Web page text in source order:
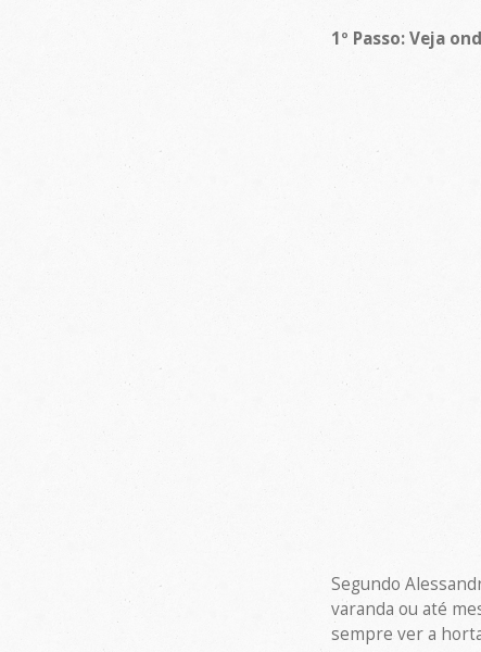
1º Passo: Veja
Segundo
varanda ou até
sempre ver a